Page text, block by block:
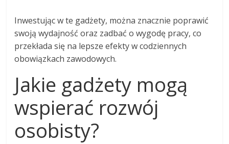
Inwestując w te gadżety, można znacznie poprawić
swoją wydajność oraz zadbać o wygodę pracy, co
przekłada się na lepsze efekty w codziennych
obowiązkach zawodowych.
Jakie gadżety mogą
wspierać rozwój
osobisty?